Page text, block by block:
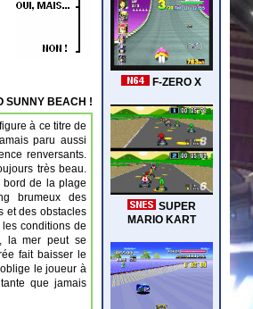
SUNNY BEACH !
à ce titre de
paru aussi
renversants.
très beau.
bord de la plage
brumeux des
et des obstacles
conditions de
la mer peut se
fait baisser le
le joueur à
que jamais